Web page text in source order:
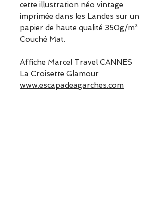
cette illustration néo vintage
imprimée dans les Landes sur un
papier de haute qualité 350g/m²
Couché Mat.
Affiche Marcel Travel CANNES
La Croisette Glamour
www.escapadeagarches.com